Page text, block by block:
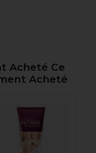
Acheté Ce
Acheté